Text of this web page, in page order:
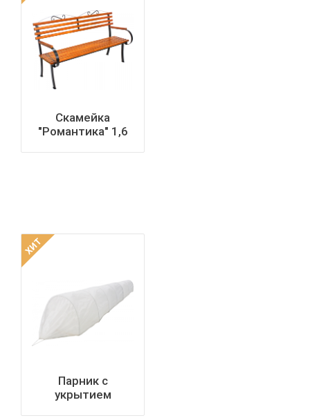
Скамейка
"Романтика" 1,6
ХИТ
Парник с
укрытием